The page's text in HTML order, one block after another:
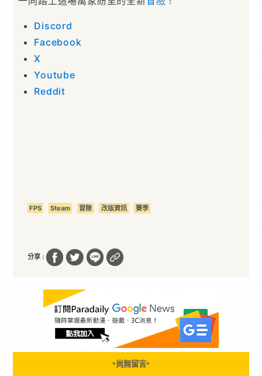
Discord
Facebook
X
Youtube
Reddit
FPS Steam 冒險 改版資訊 賽季
分享 :
▼ 尚無留言▼